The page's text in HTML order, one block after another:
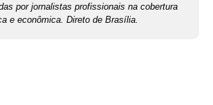
por jornalistas profissionais na cobertura
e econômica. Direto de Brasília.